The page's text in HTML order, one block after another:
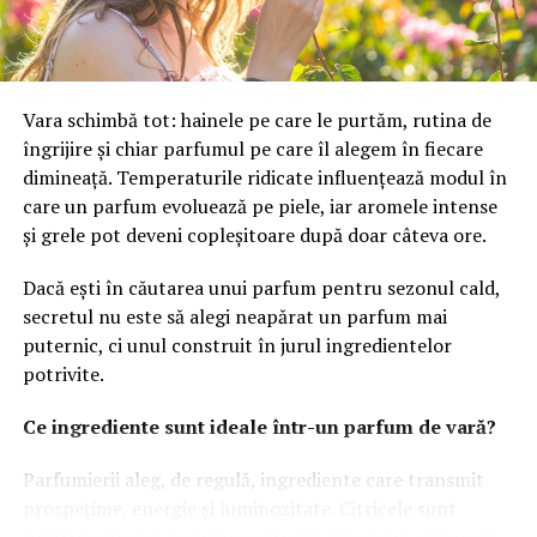
Pe lângă experiența oferită de website, vizibilitatea este
un factor decisiv. Chiar și cea mai bună platformă poate
potrivit. De aceea, optimizarea și promovarea trebuie să
facă parte din aceeași strategie.
Pentru atragerea unui trafic relevant și pentru
creșterea vizibilității în motoarele de căutare, multe
mai eficiente investiții digitale pe termen lung.
Optimizarea SEO presupune îmbunătățirea structurii
monitorizarea constantă a performanței. Atunci când
platforma poate genera trafic organic constant și poate
Vara schimbă tot: hainele pe care le purtăm, rutina de
îngrijire și chiar parfumul pe care îl alegem în fiecare
dimineață. Temperaturile ridicate influențează modul în
care un parfum evoluează pe piele, iar aromele intense
și grele pot deveni copleșitoare după doar câteva ore.
Dacă ești în căutarea unui parfum pentru sezonul cald,
secretul nu este să alegi neapărat un parfum mai
puternic, ci unul construit în jurul ingredientelor
potrivite.
Ce ingrediente sunt ideale într-un parfum de vară?
Parfumierii aleg, de regulă, ingrediente care transmit